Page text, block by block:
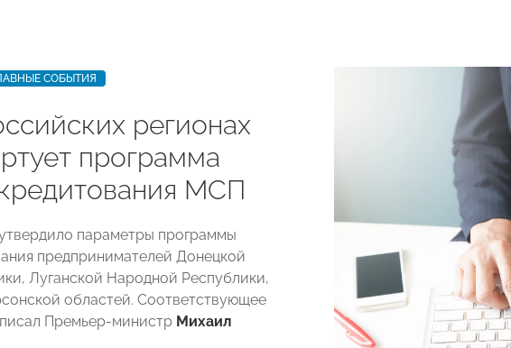
СОБЫТИЯ
регионах
программа
МСП
параметры программы
предпринимателей Донецкой
Луганской Народной Республики,
областей. Соответствующее
Премьер-министр Михаил